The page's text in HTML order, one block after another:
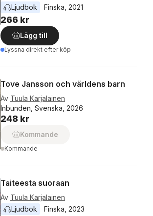
Ljudbok
Finska 2021
266 kr
Lägg till
Lyssna direkt efter köp
Tove Jansson och världens barn
Av Tuula Karjalainen
Inbunden, Svenska, 2026
248 kr
Kommande
Kommande
Taiteesta suoraan
Av Tuula Karjalainen
Ljudbok
Finska 2023